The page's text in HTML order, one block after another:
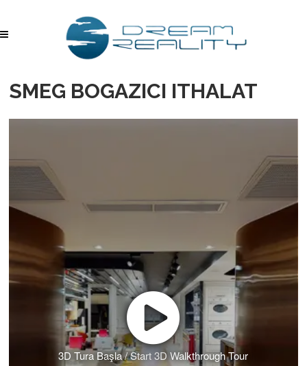
SMEG BOGAZICI ITHALAT
3D Tura Başla / Start 3D Walkthrough Tour